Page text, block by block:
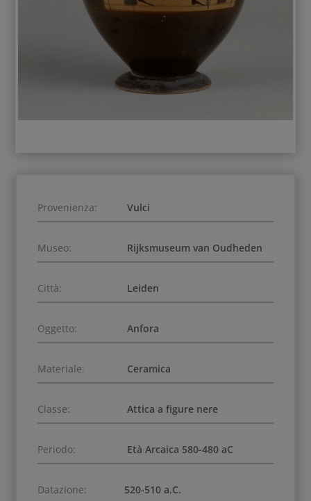
Provenienza: Vulci
Museo: Rijksmuseum van Oudheden
Città: Leiden
Oggetto: Anfora
Materiale: Ceramica
Classe: Attica a figure nere
Periodo: Età Arcaica 580-480 aC
Datazione: 520-510 a.C.